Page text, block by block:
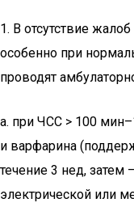
1. В отсутствие
особенно при
проводят
а. при ЧСС > 100
и варфарина
течение 3 нед, затем
электрической или